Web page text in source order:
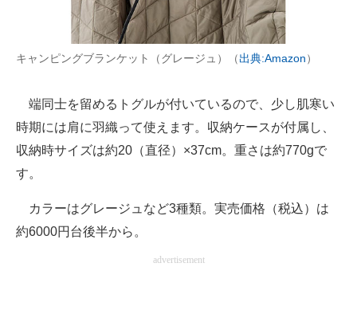
キャンピングブランケット（グレージュ）（出典:Amazon）
端同士を留めるトグルが付いているので、少し肌寒い
時期には肩に羽織って使えます。収納ケースが付属し、
収納時サイズは約20（直径）×37cm。重さは約770gで
す。
カラーはグレージュなど3種類。実売価格（税込）は
約6000円台後半から。
advertisement